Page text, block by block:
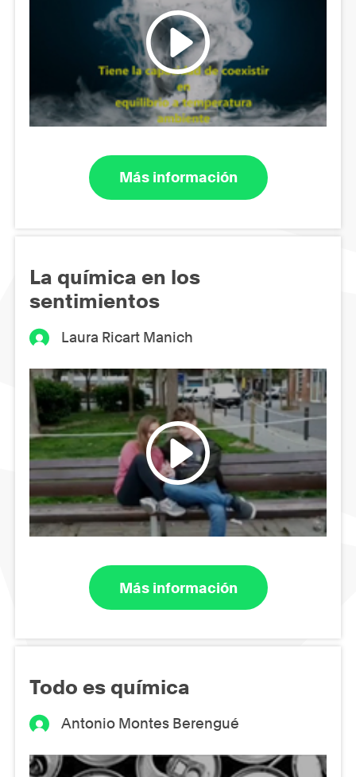
Más información
La química en los
sentimientos
Laura Ricart Manich
Más información
Todo es química
Antonio Montes Berengué